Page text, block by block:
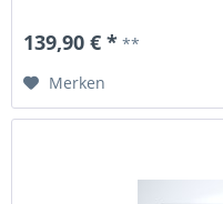
Daten: 20bit 8times over
139,90 € * **
Merken